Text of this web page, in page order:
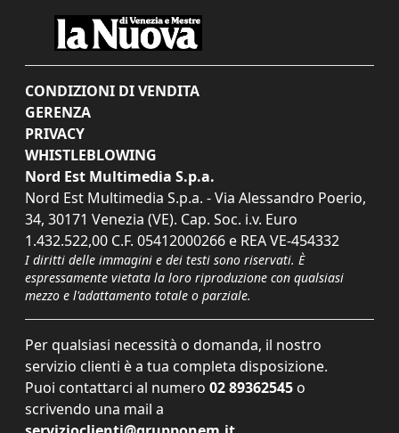
CONDIZIONI DI VENDITA
GERENZA
PRIVACY
WHISTLEBLOWING
Nord Est Multimedia S.p.a.
Nord Est Multimedia S.p.a. - Via Alessandro Poerio,
34, 30171 Venezia (VE). Cap. Soc. i.v. Euro
1.432.522,00 C.F. 05412000266 e REA VE-454332
I diritti delle immagini e dei testi sono riservati. È
espressamente vietata la loro riproduzione con qualsiasi
mezzo e l'adattamento totale o parziale.
Per qualsiasi necessità o domanda, il nostro
servizio clienti è a tua completa disposizione.
Puoi contattarci al numero 02 89362545 o
scrivendo una mail a